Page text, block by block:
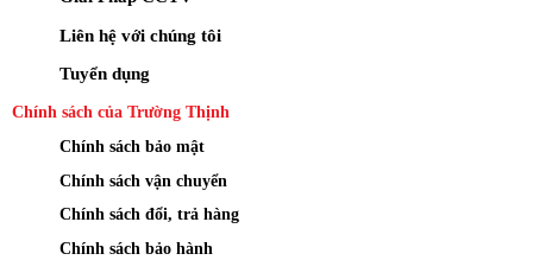
Liên hệ với chúng tôi
Tuyển dụng
Chính sách của Trường Thịnh
Chính sách bảo mật
Chính sách vận chuyển
Chính sách đổi, trả hàng
Chính sách bảo hành